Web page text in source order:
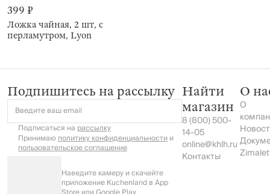
399 ₽
Ложка чайная, 2 шт, с
перламутром, Lyon
Подпишитесь на рассылку
Введите ваш email
Подписаться на рассылку
Принимаюполитику конфиденциальностии
пользовательское соглашение
Наведите камеру и скачайте
приложение Kuchenland в App
Найти
магазин
8 (800) 500-
14-05
online@khlh.ru
Контакты
О
О